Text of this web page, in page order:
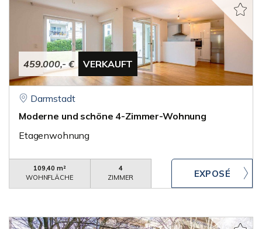
459.000,- € VERKAUFT
Darmstadt
Moderne und schöne 4-Zimmer-Wohnung
Etagenwohnung
109,40 m²
WOHNFLÄCHE
4
ZIMMER